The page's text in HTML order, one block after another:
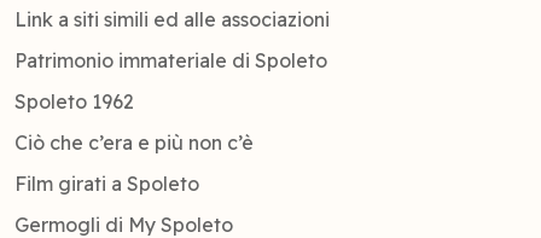
Link a siti simili ed alle associazioni
Patrimonio immateriale di Spoleto
Spoleto 1962
Ciò che c’era e più non c’è
Film girati a Spoleto
Germogli di My Spoleto